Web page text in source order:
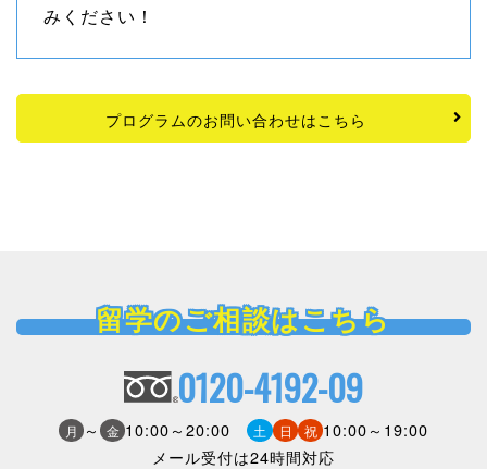
みください！
プログラムのお問い合わせはこちら
留学のご相談はこちら
0120-4192-09
月 ～ 金 10:00～20:00 土 日 祝 10:00～19:00
メール受付は24時間対応